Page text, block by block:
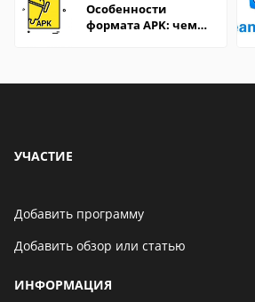
Особенности
формата APK: чем
УЧАСТИЕ
Добавить программу
Добавить обзор или статью
ИНФОРМАЦИЯ